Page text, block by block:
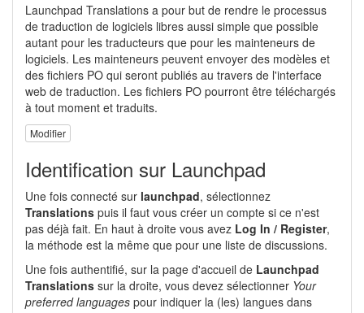
Launchpad Translations a pour but de rendre le processus
de traduction de logiciels libres aussi simple que possible
autant pour les traducteurs que pour les mainteneurs de
logiciels. Les mainteneurs peuvent envoyer des modèles et
des fichiers PO qui seront publiés au travers de l'interface
web de traduction. Les fichiers PO pourront être téléchargés
à tout moment et traduits.
Modifier
Identification sur Launchpad
Une fois connecté sur launchpad, sélectionnez
Translations puis il faut vous créer un compte si ce n'est
pas déjà fait. En haut à droite vous avez Log In / Register,
la méthode est la même que pour une liste de discussions.
Une fois authentifié, sur la page d'accueil de Launchpad
Translations sur la droite, vous devez sélectionner Your
preferred languages pour indiquer la (les) langues dans